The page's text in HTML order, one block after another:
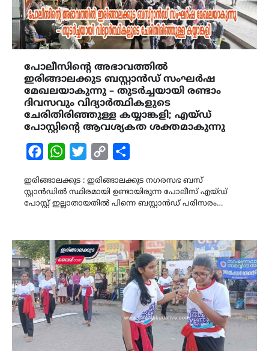
പോലീസിന്റെ അഭാവത്തിൽ
ഇരിങ്ങാലക്കുട ബസ്റ്റാൻഡ് സംഘർഷ
മേഖലയാകുന്നു – തുടർച്ചയായി രണ്ടാം
ദിവസവും വിദ്യാർത്ഥികളുടെ
ചേരിതിരിഞ്ഞുള്ള കയ്യാങ്കളി; എയ്ഡ്
പോസ്റ്റിന്റെ ആവശ്യകത ശക്തമാകുന്നു
FacebookWhatsAppTwitterCopy
ഇരിങ്ങാലക്കുട : ഇരിങ്ങാലക്കുട നഗരസഭ ബസ്
സ്റ്റാൻഡിൽ സ്ഥിരമായി ഉണ്ടായിരുന്ന പോലീസ് എയ്ഡ്
പോസ്റ്റ് ഇല്ലാതായതിൽ പിന്നെ ബസ്റ്റാൻഡ് പരിസരം…